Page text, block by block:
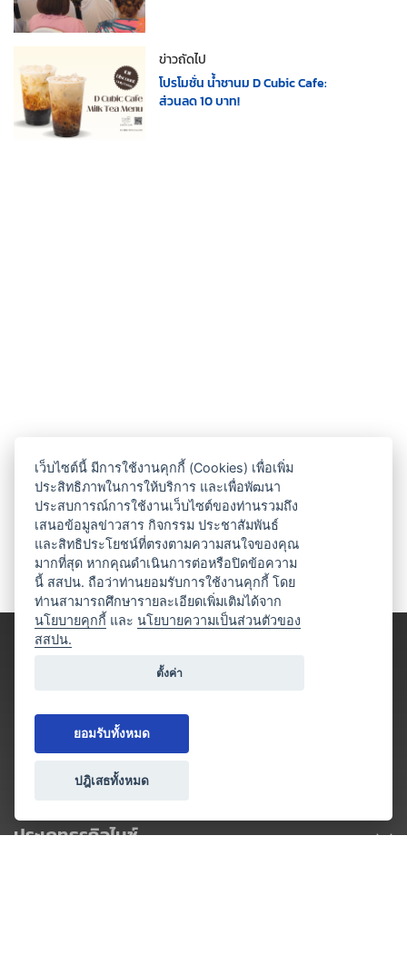
ข่าวถัดไป
โปรโมชั่น น้ำชานม D Cubic Cafe:
ส่วนลด 10 บาท!
ประเภทธุรกิจไมซ์
เว็บไซต์นี้ มีการใช้งานคุกกี้ (Cookies) เพื่อเพิ่ม
ประสิทธิภาพในการให้บริการ และเพื่อพัฒนา
ประสบการณ์การใช้งานเว็บไซต์ของท่านรวมถึง
เสนอข้อมูลข่าวสาร กิจกรรม ประชาสัมพันธ์
และสิทธิประโยชน์ที่ตรงตามความสนใจของคุณ
มากที่สุด หากคุณดำเนินการต่อหรือปิดข้อความ
นี้ สสปน. ถือว่าท่านยอมรับการใช้งานคุกกี้ โดย
ท่านสามารถศึกษารายละเอียดเพิ่มเติมได้จาก
นโยบายคุกกี้ และนโยบายความเป็นส่วนตัวของ
สสปน.
ตั้งค่า
ยอมรับทั้งหมด
ปฎิเสธทั้งหมด